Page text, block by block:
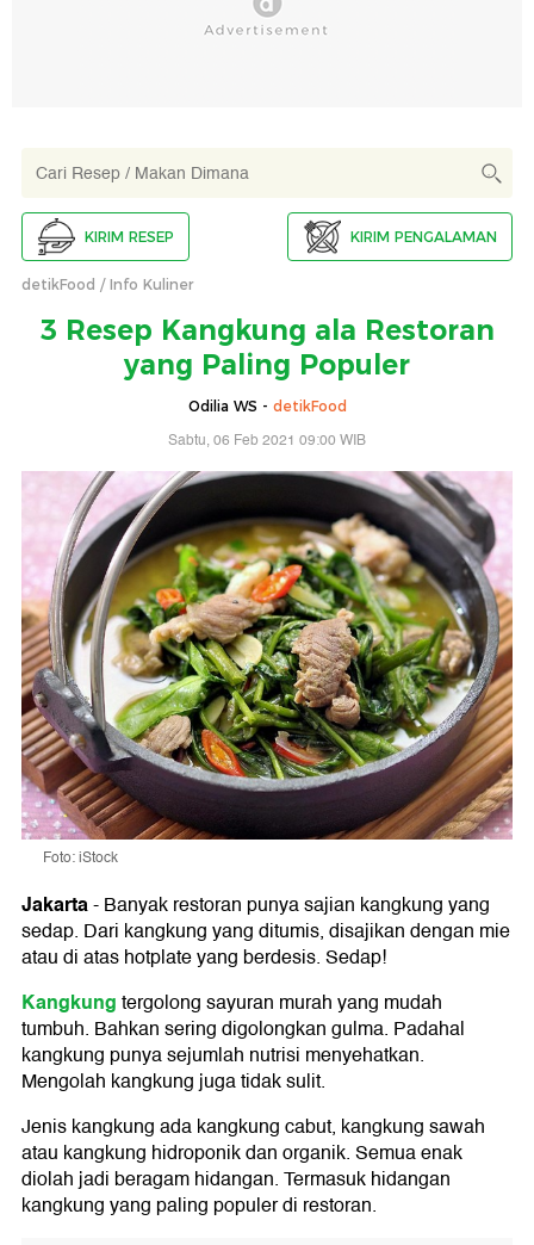
KIRIM RESEP KIRIM PENGALAMAN
detikFood Info Kuliner
3 Resep Kangkung ala Restoran
yang Paling Populer
Odilia WS - detikFood
Sabtu, 06 Feb 2021 09:00 WIB
Foto: iStock
Jakarta-Banyak restoran punya sajian kangkung yang
sedap. Dari kangkung yang ditumis, disajikan dengan mie
atau di atas hotplate yang berdesis. Sedap!
Kangkungtergolong sayuran murah yang mudah
tumbuh. Bahkan sering digolongkan gulma. Padahal
kangkung punya sejumlah nutrisi menyehatkan.
Mengolah kangkung juga tidak sulit.
Jenis kangkung ada kangkung cabut, kangkung sawah
atau kangkung hidroponik dan organik. Semua enak
diolah jadi beragam hidangan. Termasuk hidangan
kangkung yang paling populer di restoran.